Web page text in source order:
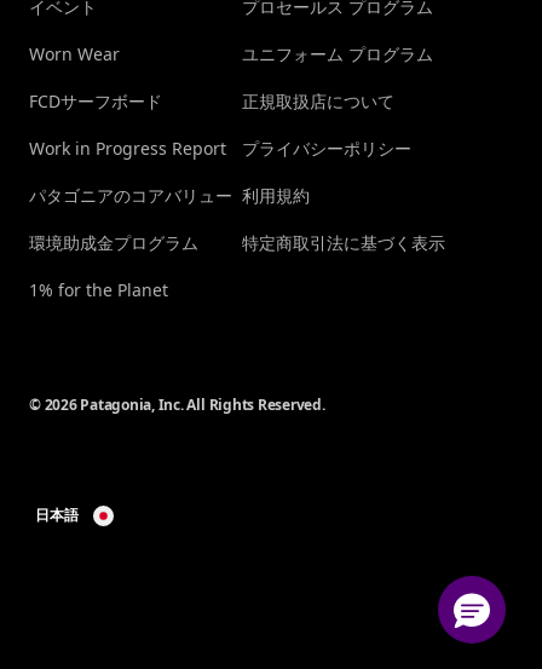
イベント
Worn Wear
FCDサーフボード
Work in Progress Report
パタゴニアのコアバリュー
環境助成金プログラム
1% for the Planet
プロセールス プログラム
ユニフォーム プログラム
正規取扱店について
プライバシーポリシー
利用規約
特定商取引法に基づく表示
© 2026 Patagonia, Inc. All Rights Reserved.
日本語